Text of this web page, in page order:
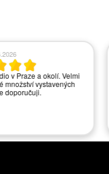
v Praze a okolí. Velmi
množství vystavených
doporučuji.